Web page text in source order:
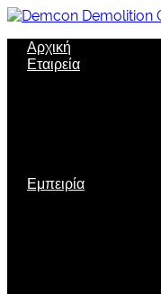
Αρχική
Εταιρεία
Εμπειρία